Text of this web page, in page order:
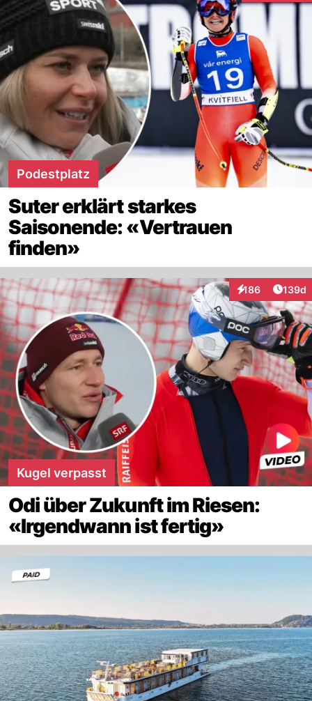
Podestplatz
Suter erklärt starkes
Saisonende: «Vertrauen
finden»
186
Interaktionen139d
Kugel verpasst
Odi über Zukunft im Riesen:
«Irgendwann ist fertig»